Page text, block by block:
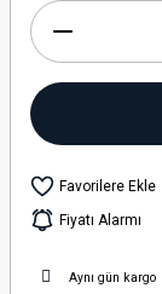
Fiyatı Alarmı
Aynı gün kargo